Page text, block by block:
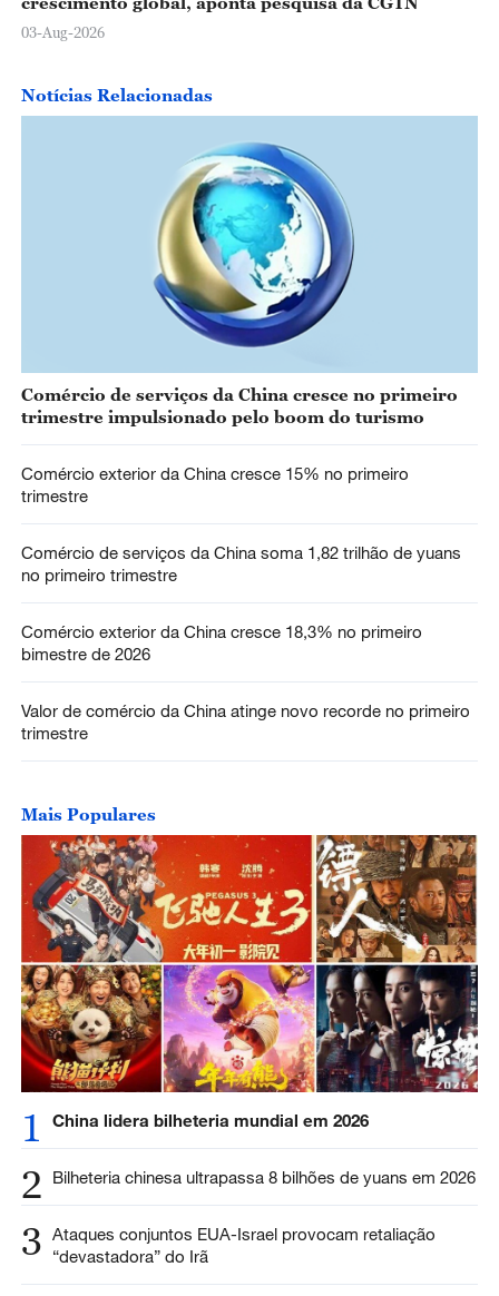
03-Aug-2026
Notícias Relacionadas
Comércio de serviços da China cresce no primeiro
trimestre impulsionado pelo boom do turismo
Comércio exterior da China cresce 15% no primeiro
trimestre
Comércio de serviços da China soma 1,82 trilhão de yuans
no primeiro trimestre
Comércio exterior da China cresce 18,3% no primeiro
bimestre de 2026
Valor de comércio da China atinge novo recorde no primeiro
trimestre
Mais Populares
1 China lidera bilheteria mundial em 2026
2 Bilheteria chinesa ultrapassa 8 bilhões de yuans em 2026
3 Ataques conjuntos EUA-Israel provocam retaliação
“devastadora” do Irã